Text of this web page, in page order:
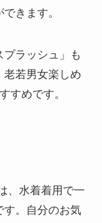
きます。
プラッシュ」も
老若男女楽しめ
すめです。
、水着着用で一
す。自分のお気